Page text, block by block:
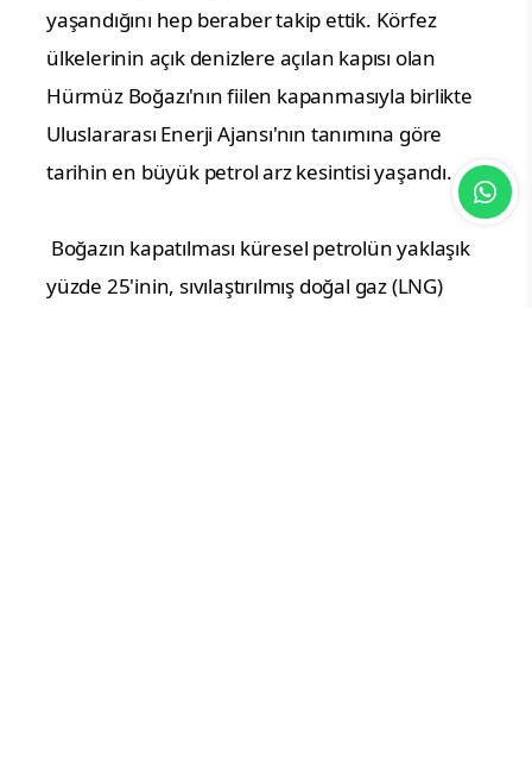
yaşandığını hep beraber takip ettik. Körfez
ülkelerinin açık denizlere açılan kapısı olan
Hürmüz Boğazı'nın fiilen kapanmasıyla birlikte
Uluslararası Enerji Ajansı'nın tanımına göre
tarihin en büyük petrol arz kesintisi yaşandı.
yüzde 25'inin, sıvılaştırılmış doğal gaz (LNG)